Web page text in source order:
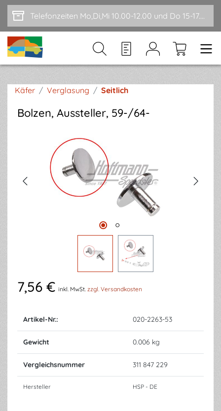
Zum Hauptinhalt springen Telefonzeiten Mo,Di,Mi 10.00-12.00 und Do 15-17.00
Käfer / Verglasung / Seitlich
Bolzen, Aussteller, 59-/64-
7,56 € inkl. MwSt. zzgl. Versandkosten
Artikel-Nr.: 020-2263-53
Gewicht 0.006 kg
Vergleichsnummer 311 847 229
Hersteller HSP - DE